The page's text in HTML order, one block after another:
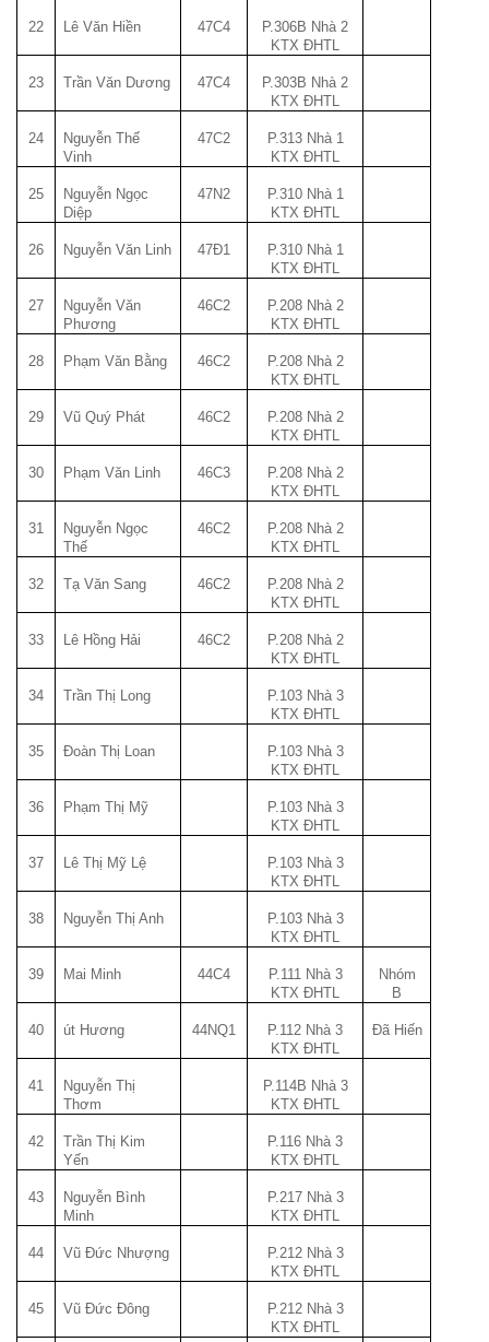
22 Lê Văn Hiền 47C4
P.306B Nhà 2
KTX ĐHTL
23 Trần Văn Dương 47C4
P.303B Nhà 2
KTX ĐHTL
24
Nguyễn Thế
Vinh
47C2
P.313 Nhà 1
KTX ĐHTL
25
Nguyễn Ngọc
Diệp
47N2
P.310 Nhà 1
KTX ĐHTL
26 Nguyễn Văn Linh 47Đ1
P.310 Nhà 1
KTX ĐHTL
27
Nguyễn Văn
Phương
46C2
P.208 Nhà 2
KTX ĐHTL
28 Phạm Văn Bằng 46C2
P.208 Nhà 2
KTX ĐHTL
29 Vũ Quý Phát 46C2
P.208 Nhà 2
KTX ĐHTL
30 Phạm Văn Linh 46C3
P.208 Nhà 2
KTX ĐHTL
31
Nguyễn Ngọc
Thế
46C2
P.208 Nhà 2
KTX ĐHTL
32 Tạ Văn Sang 46C2
P.208 Nhà 2
KTX ĐHTL
33 Lê Hồng Hải 46C2
P.208 Nhà 2
KTX ĐHTL
34 Trần Thị Long
P.103 Nhà 3
KTX ĐHTL
35 Đoàn Thị Loan
P.103 Nhà 3
KTX ĐHTL
36 Phạm Thị Mỹ
P.103 Nhà 3
KTX ĐHTL
37 Lê Thị Mỹ Lệ
P.103 Nhà 3
KTX ĐHTL
38 Nguyễn Thị Anh
P.103 Nhà 3
KTX ĐHTL
39 Mai Minh 44C4
P.111 Nhà 3
KTX ĐHTL
Nhóm
B
40 út Hương 44NQ1
P.112 Nhà 3
KTX ĐHTL
Đã Hiến
41
Nguyễn Thị
Thơm
P.114B Nhà 3
KTX ĐHTL
42
Trần Thị Kim
Yến
P.116 Nhà 3
KTX ĐHTL
43
Nguyễn Bình
Minh
P.217 Nhà 3
KTX ĐHTL
44 Vũ Đức Nhượng
P.212 Nhà 3
KTX ĐHTL
45 Vũ Đức Đông
P.212 Nhà 3
KTX ĐHTL